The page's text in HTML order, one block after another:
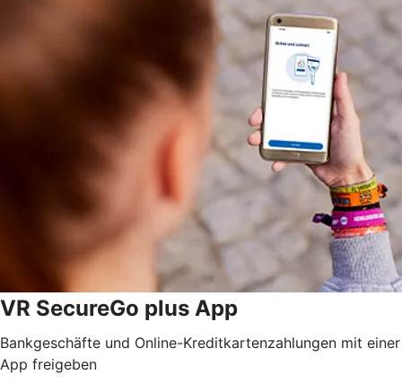
VR SecureGo plus App
Bankgeschäfte und Online-Kreditkartenzahlungen mit einer
App freigeben